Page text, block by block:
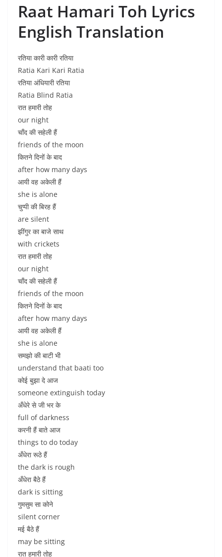
Raat Hamari Toh Lyrics
English Translation
रतिया कारी कारी रतिया
Ratia Kari Kari Ratia
रतिया अंधियारी रतिया
Ratia Blind Ratia
रात हमारी तोह
our night
चाँद की सहेली हैं
friends of the moon
कितने दिनों के बाद
after how many days
आयी वह अकेली हैं
she is alone
चुप्पी की बिरह हैं
are silent
झींगुर का बाजे साथ
with crickets
रात हमारी तोह
our night
चाँद की सहेली हैं
friends of the moon
कितने दिनों के बाद
after how many days
आयी वह अकेली हैं
she is alone
समझो की बाटी भी
understand that baati too
कोई बुझा दे आज
someone extinguish today
अँधेरे से जी भर के
full of darkness
करनी हैं बाते आज
things to do today
अँधेरा रूठे हैं
the dark is rough
अँधेरा बैठे हैं
dark is sitting
गुमसुम सा कोने
silent corner
मई बैठे हैं
may be sitting
रात हमारी तोह